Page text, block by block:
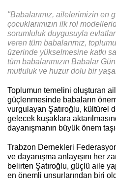
"Babalarımız, ailelerimizin en
çocuklarımızın ilk rol
sorumluluk duygusuyla
veren tüm babalarımız,
üzerinde yükselmesine katkı
tüm babalarımızın Babalar
mutluluk ve huzur dolu bir
Toplumun temelini oluşturan
güçlenmesinde babaların
vurgulayan Şatıroğlu, kültürel
gelecek kuşaklara
dayanışmanın büyük önem
Trabzon Dernekleri
ve dayanışma anlayışını her
belirten Şatıroğlu, güçlü aile
en önemli unsurlarından biri